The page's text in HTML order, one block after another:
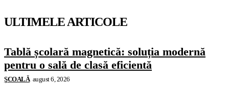
ULTIMELE ARTICOLE
Tablă școlară magnetică: soluția modernă
pentru o sală de clasă eficientă
ŞCOALĂ august 6, 2026